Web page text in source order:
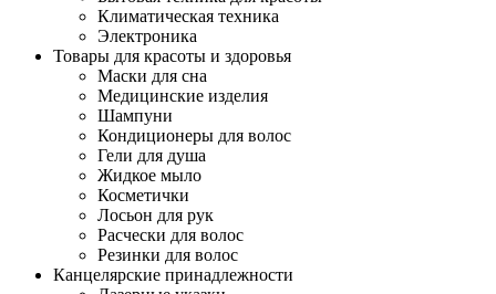
Климатическая техника
Электроника
Товары для красоты и здоровья
Маски для сна
Медицинские изделия
Шампуни
Кондиционеры для волос
Гели для душа
Жидкое мыло
Косметички
Лосьон для рук
Расчески для волос
Резинки для волос
Канцелярские принадлежности